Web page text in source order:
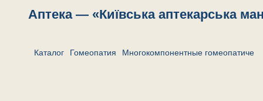
Аптека — «Київська аптекарська
Каталог Гомеопатия Многокомпонентные